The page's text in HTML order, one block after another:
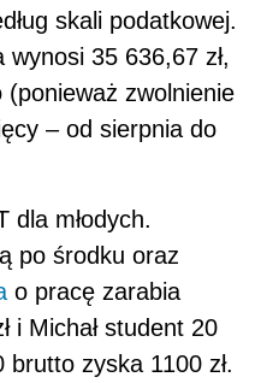
skali podatkowej.
35 636,67 zł,
zwolnienie
– od sierpnia do
dla młodych.
po środku oraz
o pracę zarabia
i Michał student 20
brutto zyska 1100 zł.